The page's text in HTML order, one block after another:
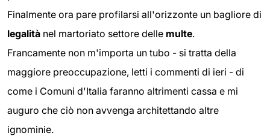
Finalmente ora pare profilarsi all'orizzonte un bagliore di
legalità nel martoriato settore delle multe.
Francamente non m'importa un tubo - si tratta della
maggiore preoccupazione, letti i commenti di ieri - di
come i Comuni d'Italia faranno altrimenti cassa e mi
auguro che ciò non avvenga architettando altre
ignominie.